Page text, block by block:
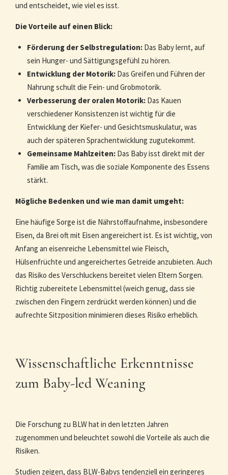
und entscheidet, wie viel es isst.
Die Vorteile auf einen Blick:
Förderung der Selbstregulation:Das Baby lernt, auf
sein Hunger- und Sättigungsgefühl zu hören.
Entwicklung der Motorik:Das Greifen und Führen der
Nahrung schult die Fein- und Grobmotorik.
Verbesserung der oralen Motorik:Das Kauen
verschiedener Konsistenzen ist wichtig für die
Entwicklung der Kiefer- und Gesichtsmuskulatur, was
auch der späteren Sprachentwicklung zugutekommt.
Gemeinsame Mahlzeiten:Das Baby isst direkt mit der
Familie am Tisch, was die soziale Komponente des Essens
stärkt.
Mögliche Bedenken und wie man damit umgeht:
Eine häufige Sorge ist die Nährstoffaufnahme, insbesondere
Eisen, da Brei oft mit Eisen angereichert ist. Es ist wichtig, von
Anfang an eisenreiche Lebensmittel wie Fleisch,
Hülsenfrüchte und angereichertes Getreide anzubieten. Auch
das Risiko des Verschluckens bereitet vielen Eltern Sorgen.
Richtig zubereitete Lebensmittel (weich genug, dass sie
zwischen den Fingern zerdrückt werden können) und die
aufrechte Sitzposition minimieren dieses Risiko erheblich.
Wissenschaftliche Erkenntnisse
zum Baby-led Weaning
Die Forschung zu BLW hat in den letzten Jahren
zugenommen und beleuchtet sowohl die Vorteile als auch die
Risiken.
Studien zeigen, dass BLW-Babys tendenziell ein geringeres